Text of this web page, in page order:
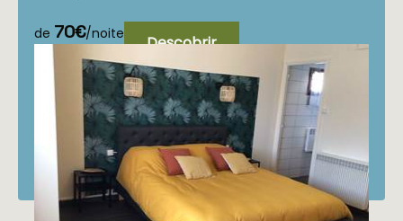
de 70€/noite Descobrir